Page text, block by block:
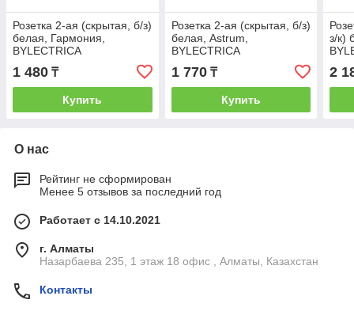
Розетка 2-ая (скрытая, б/з)
белая, Гармония,
BYLECTRICA
1 480 ₸
Купить
Розетка 2-ая (скрытая, б/з)
белая, Astrum,
BYLECTRICA
1 770₸
Купить
з/к)
2
О нас
Рейтинг не сформирован
Менее 5 отзывов за последний год
Работает с 14.10.2021
г. Алматы
Назарбаева 235, 1 этаж 18 офис , Алматы, Казахстан
Контакты